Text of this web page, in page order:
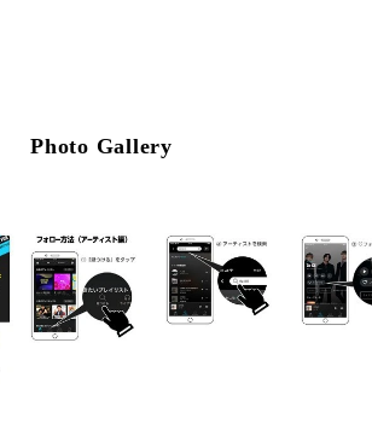
Photo Gallery